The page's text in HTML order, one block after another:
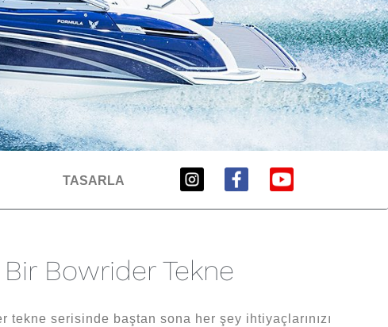
TASARLA
Bir Bowrider Tekne
tekne serisinde baştan sona her şey ihtiyaçlarınızı